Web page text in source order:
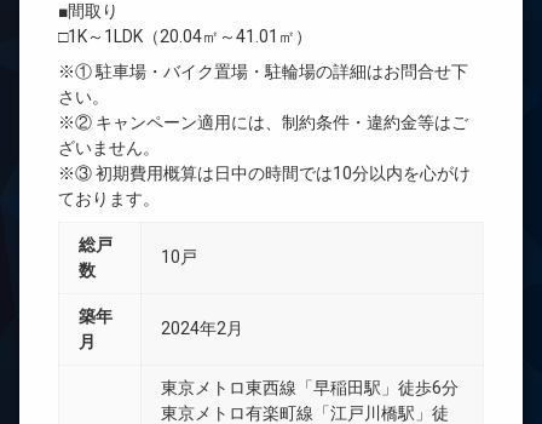
■間取り
□1K～1LDK（20.04㎡～41.01㎡）
※① 駐車場・バイク置場・駐輪場の詳細はお問合せ下
さい。
※② キャンペーン適用には、制約条件・違約金等はご
ざいません。
※③ 初期費用概算は日中の時間では10分以内を心がけ
ております。
総戸
数
10戸
築年
月
2024年2月
東京メトロ東西線「早稲田駅」徒歩6分
東京メトロ有楽町線「江戸川橋駅」徒